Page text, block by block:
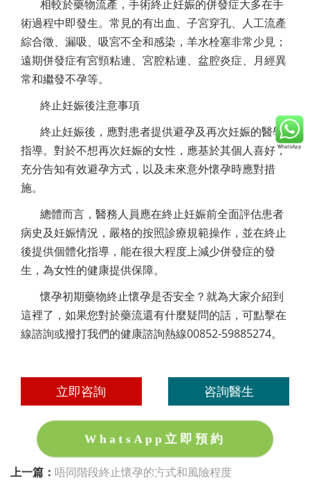
相較於藥物流產，手術終止妊娠的併發症大多在手
術過程中即發生。常見的有出血、子宮穿孔、人工流產
綜合徵、漏吸、吸宮不全和感染，羊水栓塞非常少見；
遠期併發症有宮頸粘連、宮腔粘連、盆腔炎症、月經異
常和繼發不孕等。
終止妊娠後注意事項
終止妊娠後，應對患者提供避孕及再次妊娠的醫學
指導。對於不想再次妊娠的女性，應基於其個人喜好，
充分告知有效避孕方式，以及未來意外懷孕時應對措
施。
總體而言，醫務人員應在終止妊娠前全面評估患者
病史及妊娠情況，嚴格的按照診療規範操作，並在終止
後提供個體化指導，能在很大程度上減少併發症的發
生，為女性的健康提供保障。
懷孕初期藥物終止懷孕是否安全？就為大家介紹到
這裡了，如果您對於藥流還有什麼疑問的話，可點擊在
線諮詢或撥打我們的健康諮詢熱線00852-59885274。
立即咨詢 咨詢醫生
WhatsApp立即預約
上一篇： 唔同階段終止懷孕的方式和風險程度